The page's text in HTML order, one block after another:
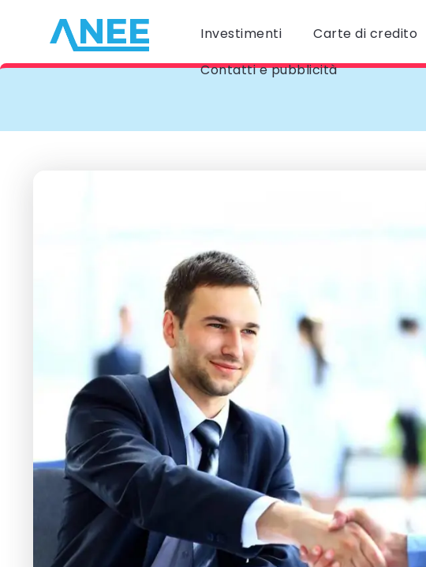
Investimenti Carte di credito
Contatti e pubblicità